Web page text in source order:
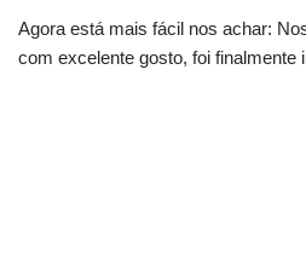
Agora está mais fácil nos achar:
com excelente gosto, foi finalmente